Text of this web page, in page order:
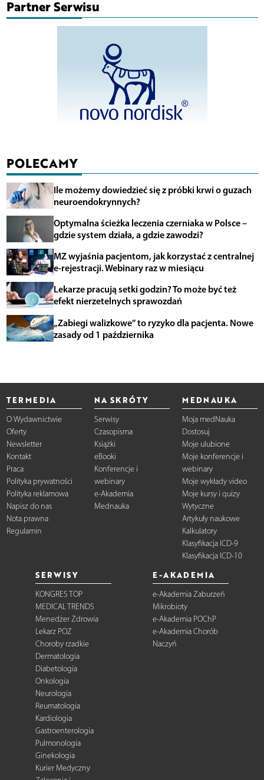
Partner Serwisu
POLECAMY
Ile możemy dowiedzieć się z próbki krwi o guzach
neuroendokrynnych?
Optymalna ścieżka leczenia czerniaka w Polsce –
gdzie system działa, a gdzie zawodzi?
MZ wyjaśnia pacjentom, jak korzystać z centralnej
e-rejestracji. Webinary raz w miesiącu
Lekarze pracują setki godzin? To może być też
efekt nierzetelnych sprawozdań
„Zabiegi walizkowe” to ryzyko dla pacjenta. Nowe
zasady od 1 października
TERMEDIA
O Wydawnictwie
Oferty
Newsletter
Kontakt
Praca
Polityka prywatności
Polityka reklamowa
Napisz do nas
Nota prawna
Regulamin
NA SKRÓTY
Serwisy
Czasopisma
Książki
eBooki
Konferencje i
webinary
e-Akademia
Mednauka
MEDNAUKA
Moja medNauka
Dostosuj
Moje ulubione
Moje konferencje i
webinary
Moje wykłady video
Moje kursy i quizy
Wytyczne
Artykuły naukowe
Kalkulatory
Klasyfikacja ICD-9
Klasyfikacja ICD-10
SERWISY
KONGRES TOP
MEDICAL TRENDS
Menedżer Zdrowia
Lekarz POZ
Choroby rzadkie
Dermatologia
Diabetologia
Onkologia
Neurologia
Reumatologia
Kardiologia
Gastroenterologia
Pulmonologia
Ginekologia
Kurier Medyczny
E-AKADEMIA
e-Akademia Zaburzeń
Mikrobioty
e-Akademia POChP
e-Akademia Chorób
Naczyń